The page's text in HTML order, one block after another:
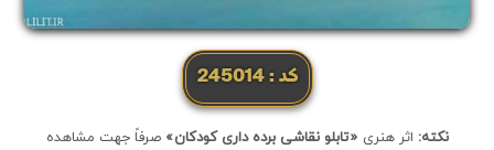
کد: 245014
نکته: اثر هنری «تابلو نقاشی برده داری کودکان» صرفاً جهت مشاهده